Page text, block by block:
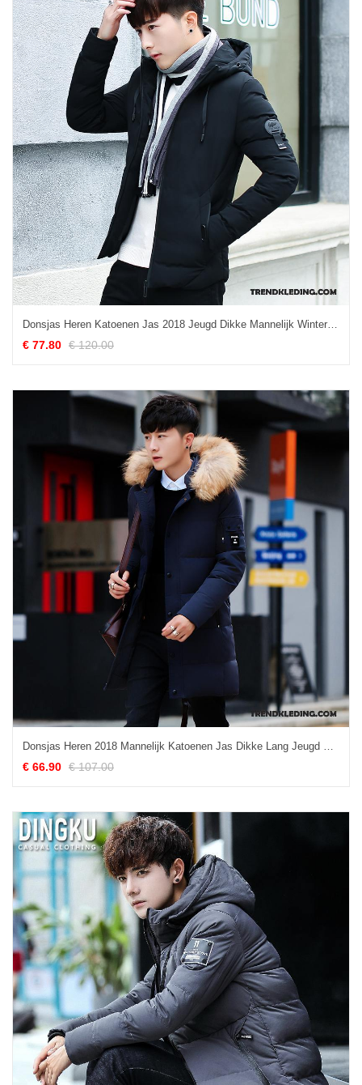
Donsjas Heren Katoenen Jas 2018 Jeugd Dikke Mannelijk Winter Zwart
€ 77.80 € 120.00
Donsjas Heren 2018 Mannelijk Katoenen Jas Dikke Lang Jeugd Zwart
€ 66.90 € 107.00